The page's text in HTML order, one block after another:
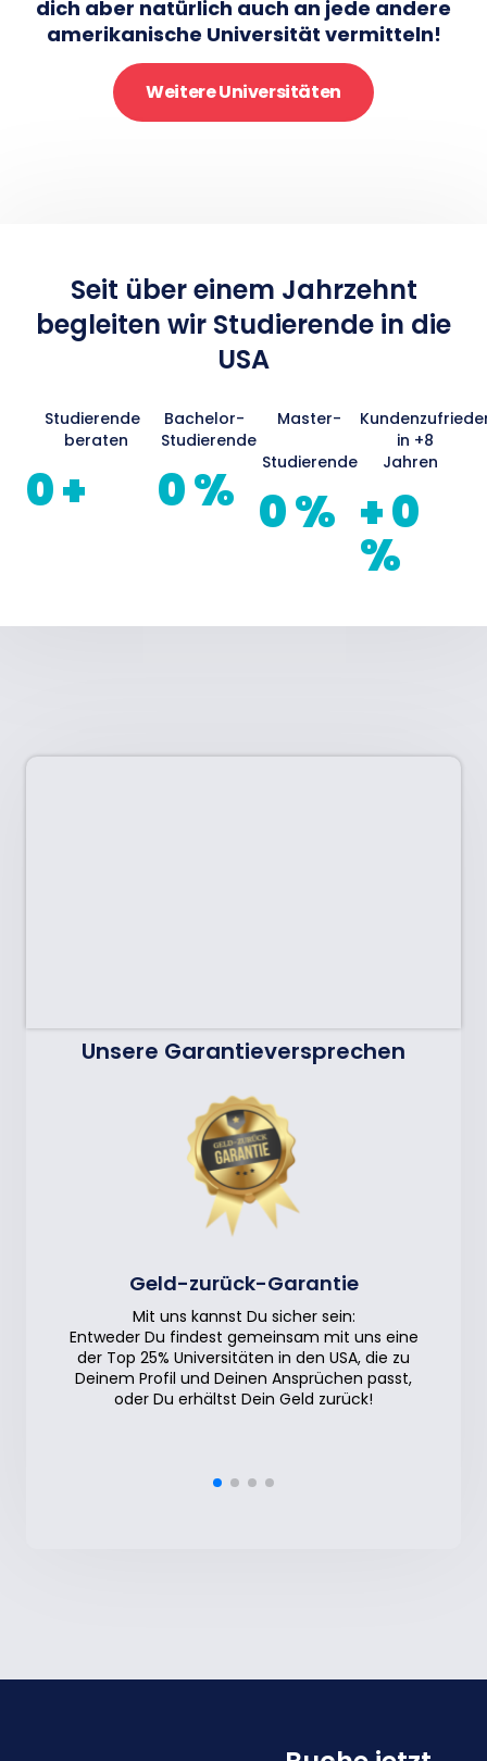
dich aber natürlich auch an jede andere
amerikanische Universität vermitteln!
Weitere Universitäten
Seit über einem Jahrzehnt
begleiten wir Studierende in die
USA​
Studierende
beraten
0+
Bachelor-
Studierende
0%
Master-
Studierende
0%
in +8
Jahren
+0
%
Unsere Garantieversprechen
Geld-zurück-Garantie
Mit uns kannst Du sicher sein:
Entweder Du findest gemeinsam mit uns eine
der Top 25% Universitäten in den USA, die zu
Deinem Profil und Deinen Ansprüchen passt,
oder Du erhältst Dein Geld zurück!